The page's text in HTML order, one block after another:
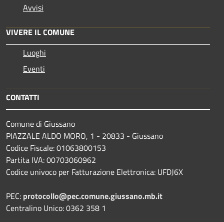
Avvisi
VIVERE IL COMUNE
Luoghi
Eventi
CONTATTI
Comune di Giussano
PIAZZALE ALDO MORO, 1 - 20833 - Giussano
Codice Fiscale: 01063800153
Partita IVA: 00703060962
Codice univoco per Fatturazione Elettronica: UFDJ6X
PEC: protocollo@pec.comune.giussano.mb.it
Centralino Unico: 0362 358 1